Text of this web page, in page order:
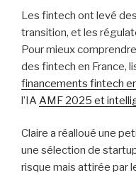
Les fintech ont levé
transition, et les
Pour mieux
des fintech en France,
financements fintech
l’IAAMF 2025 et
Claire a réalloué une
une sélection de
risque mais attirée par